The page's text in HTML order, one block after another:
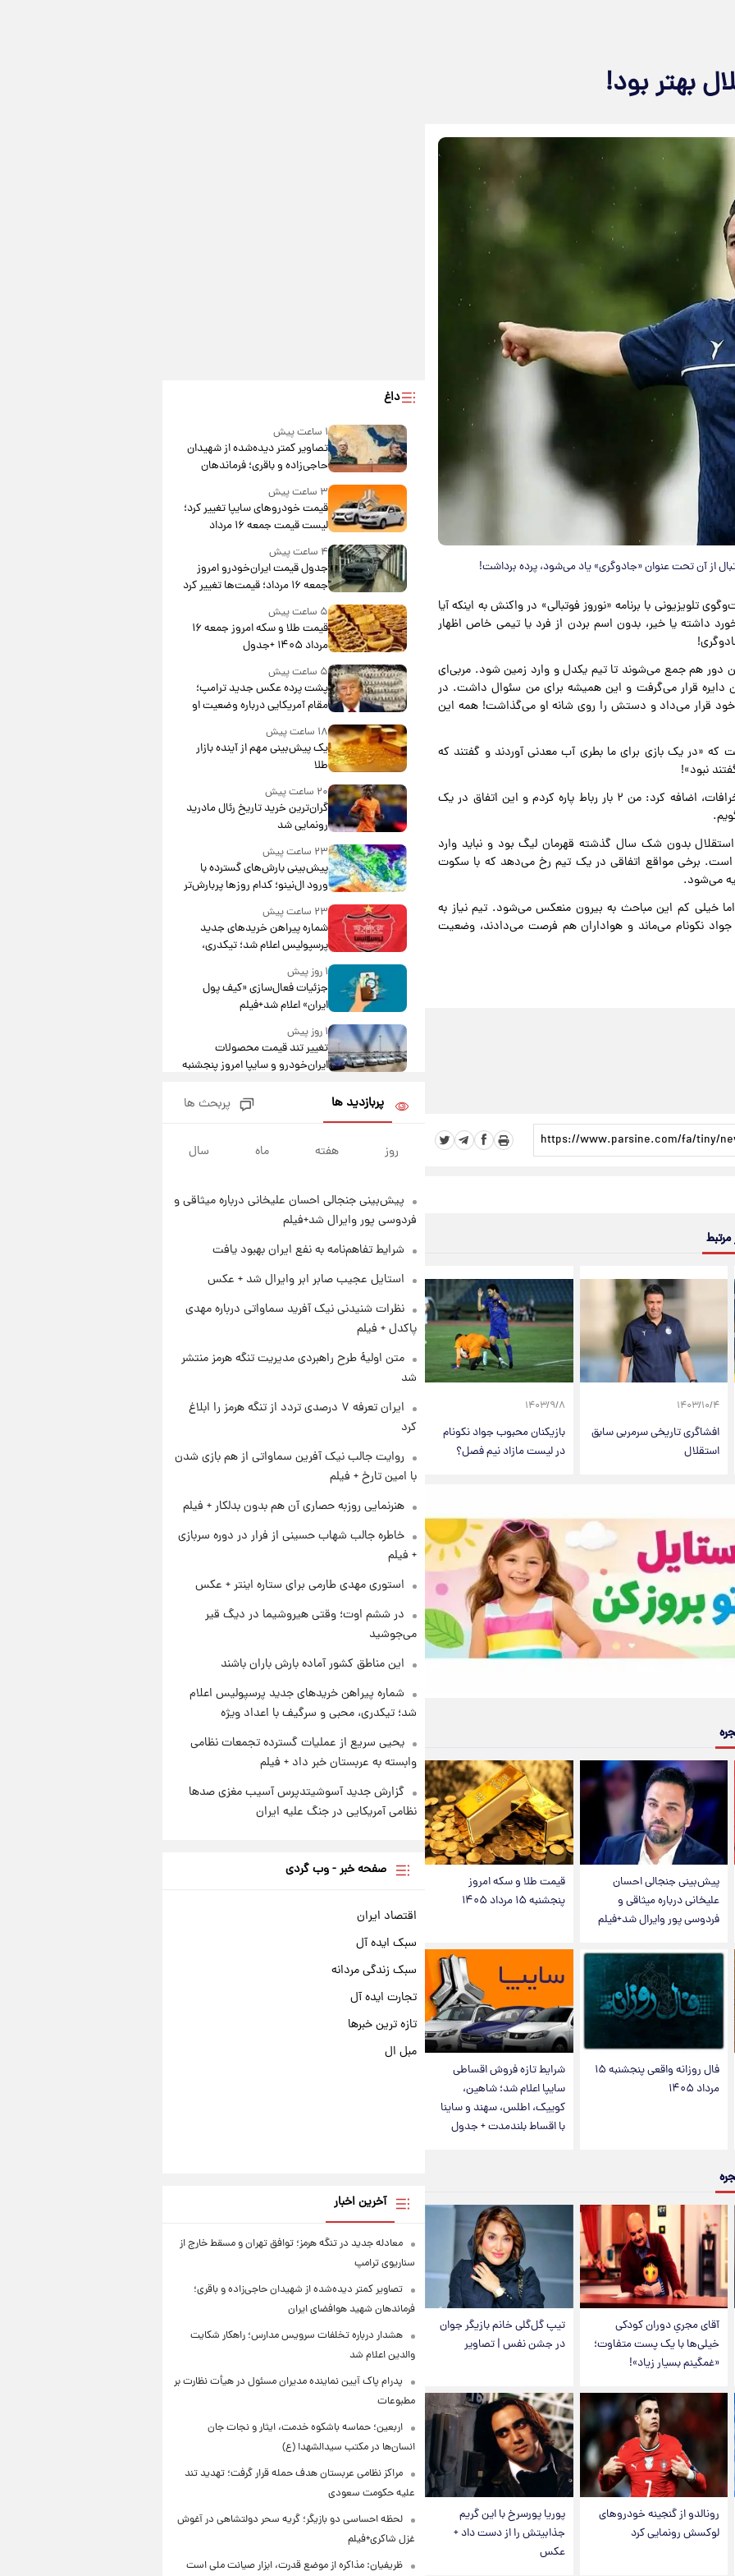
بهتر بود!
از آن تحت عنوان «جادوگری» یاد می‌شود، پرده برداشت!
با برنامه «نوروز فوتبالی» در واکنش به اینکه آیا
داشته یا خیر، بدون اسم بردن از فرد یا تیمی خاص اظهار
دور هم جمع می‌شوند تا تیم یکدل و وارد زمین شود. مربی‌ای
که دایره‌ای را ترسیم می‌کرد و همواره در ساعت ۷ این دایره قرار می‌گرفت و این همیشه برای من سئوال داشت. در
قرار می‌داد و دستش را روی شانه او می‌گذاشت! همه این
که «در یک بازی برای ما بطری آب معدنی آوردند و گفتند که
نبود»!
وی با تاکید بر اینکه نمی‌داند این اتفاقات جادوگری است یا خرافات، اضافه کرد: من ۲ بار رباط پاره کردم و این اتفاق در یک
بدون شک سال گذشته قهرمان لیگ بود و نباید وارد
است. برخی مواقع اتفاقی در یک تیم رخ می‌دهد که با سکوت
می‌شود.
خیلی کم این مباحث به بیرون منعکس می‌شود. تیم نیاز به
نکونام می‌ماند و هواداران هم فرصت می‌دادند، وضعیت
مرتبط
۱۴۰۳/۱۰/۴
افشاگری تاریخی سرمربی سابق
استقلال
۱۴۰۳/۹/۸
بازیکنان محبوب جواد نکونام
در لیست مازاد نیم فصل؟
پیش‌بینی جنجالی احسان
علیخانی درباره میثاقی و
فردوسی پور وایرال شد+فیلم
قیمت طلا و سکه امروز
پنجشنبه ۱۵ مرداد ۱۴۰۵
فال روزانه واقعی پنجشنبه ۱۵
مرداد ۱۴۰۵
شرایط تازه فروش اقساطی
سایپا اعلام شد؛ شاهین،
کوییک، اطلس، سهند و ساینا
با اقساط بلندمدت + جدول
آقای مجریِ دوران کودکی
خیلی‌ها با یک پست متفاوت؛
«غمگینم بسیار زیاد»!
تیپ گل‌گلی خانم بازیگر جوان
در جشن نفس | تصاویر
رونالدو از گنجینه خودروهای
لوکسش رونمایی کرد
پوریا پورسرخ با این گریم
جذابیتش را از دست داد +
عکس
داغ
۱ ساعت پیش
تصاویر کمتر دیده‌شده از شهیدان
حاجی‌زاده و باقری؛ فرماندهان
۳ ساعت پیش
قیمت خودروهای سایپا تغییر کرد؛
لیست قیمت جمعه ۱۶ مرداد
منتشر شد
۴ ساعت پیش
جدول قیمت ایران‌خودرو امروز
جمعه ۱۶ مرداد؛ قیمت‌ها تغییر کرد
۵ ساعت پیش
قیمت طلا و سکه امروز جمعه ۱۶
مرداد ۱۴۰۵ +جدول
۵ ساعت پیش
پشت پرده عکس جدید ترامپ؛
مقام آمریکایی درباره وضعیت او
چه گفت؟
۱۸ ساعت پیش
یک پیش‌بینی مهم از آینده بازار
طلا
۲۰ ساعت پیش
گران‌ترین خرید تاریخ رئال مادرید
رونمایی شد
۲۳ ساعت پیش
پیش‌بینی بارش‌های گسترده با
ورود ال‌نینو؛ کدام روزها پربارش‌تر
۲۳ ساعت پیش
شماره پیراهن خریدهای جدید
پرسپولیس اعلام شد؛ تیکدری،
محبی و سرگیف با اعداد ویژه
۱ روز پیش
جزئیات فعال‌سازی «کیف پول
ایران» اعلام شد+فیلم
۱ روز پیش
تغییر تند قیمت محصولات
ایران‌خودرو و سایپا امروز پنجشنبه
قیمت طلا و سکه امروز پنجشنبه
۱۵ مرداد ۱۴۰۵
۱ روز پیش
۱ روز پیش
شرایط تازه فروش اقساطی سایپا
اعلام شد؛ شاهین، کوییک، اطلس،
جدول
سیگنال‌های جدید برای بازار طلا؛
پیش‌بینی قیمت سکه و طلا فردا
پربازدید ها پربحث ها
روز هفته ماه سال
پیش‌بینی جنجالی احسان علیخانی درباره میثاقی و
فردوسی پور وایرال شد+فیلم
شرایط تفاهم‌نامه به نفع ایران بهبود یافت
استایل عجیب صابر ابر وایرال شد + عکس
نظرات شنیدنی نیک آفرید سماواتی درباره مهدی
پاکدل + فیلم
متن اولیۀ طرح راهبردی مدیریت تنگه هرمز منتشر
شد
ایران تعرفه ۷ درصدی تردد از تنگه هرمز را ابلاغ
کرد
روایت جالب نیک آفرین سماواتی از هم بازی شدن
با امین تارخ + فیلم
هنرنمایی روزبه حصاری آن هم بدون بدلکار + فیلم
خاطره جالب شهاب حسینی از فرار در دوره سربازی
+ فیلم
استوری مهدی طارمی برای ستاره اینتر + عکس
در ششم اوت؛ وقتی هیروشیما در دیگ قیر
می‌جوشید
این مناطق کشور آماده بارش باران باشند
شماره پیراهن خریدهای جدید پرسپولیس اعلام
شد؛ تیکدری، محبی و سرگیف با اعداد ویژه
یحیی سریع از عملیات گسترده تجمعات نظامی
وابسته به عربستان خبر داد + فیلم
گزارش جدید آسوشیتدپرس آسیب مغزی صدها
نظامی آمریکایی در جنگ علیه ایران
صفحه خبر - وب گردی
اقتصاد ایران
سبک ایده آل
سبک زندگی مردانه
تجارت ایده آل
تازه ترین خبرها
مبل ال
آخرین اخبار
معادله جدید در تنگه هرمز؛ توافق تهران و مسقط خارج از
سناریوی ترامپ
تصاویر کمتر دیده‌شده از شهیدان حاجی‌زاده و باقری؛
فرماندهان شهید هوافضای ایران
هشدار درباره تخلفات سرویس مدارس؛ راهکار شکایت
والدین اعلام شد
پدرام پاک آیین نماینده مدیران مسئول در هیأت نظارت بر
مطبوعات
اربعین؛ حماسه باشکوه خدمت، ایثار و نجات جان
انسان‌ها در مکتب سیدالشهدا (ع)
مراکز نظامی عربستان هدف حمله قرار گرفت؛ تهدید تند
علیه حکومت سعودی
لحظه احساسی دو بازیگر؛ گریه سحر دولتشاهی در آغوش
غزل شاکری+فیلم
ظریفیان: مذاکره از موضع قدرت، ابزار صیانت ملی است